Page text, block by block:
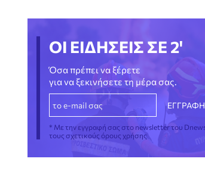
ΟΙ ΕΙΔΗΣΕΙΣ ΣΕ 2'
Όσα πρέπει να ξέρετε
για να ξεκινήσετε τη μέρα σας.
* Με την εγγραφή σας στο newsletter του
τους σχετικούς όρους χρήσης